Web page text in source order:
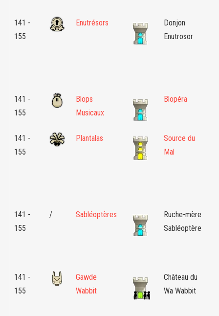
141 -
155
Enutrésors
Donjon
Enutrosor
141 -
155
Blops
Musicaux
Blopéra
141 -
155
Plantalas
Source du
Mal
141 -
155
/ Sabléoptères
Ruche-mère
Sabléoptère
141 -
155
Gawde
Wabbit
Château du
Wa Wabbit